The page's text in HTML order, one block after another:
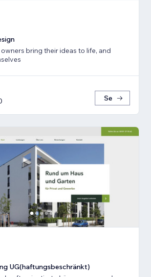
bring their ideas to life, and
Se
UG(haftungsbeschränkt)